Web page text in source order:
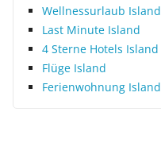
Wellnessurlaub Island
Last Minute Island
4 Sterne Hotels Island
Flüge Island
Ferienwohnung Island